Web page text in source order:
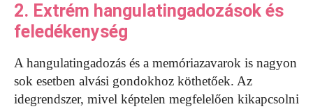
2. Extrém hangulatingadozások és
feledékenység
A hangulatingadozás és a memóriazavarok is nagyon
sok esetben alvási gondokhoz köthetőek. Az
idegrendszer, mivel képtelen megfelelően kikapcsolni